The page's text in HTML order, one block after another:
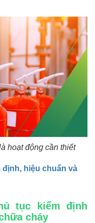
hoạt động cần thiết
định, hiệu chuẩn và
tục kiểm định
cháy